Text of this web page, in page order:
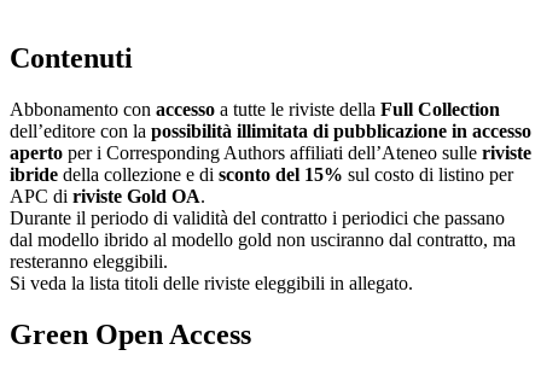
Contenuti
Abbonamento con accesso a tutte le riviste della Full Collection
dell’editore con la possibilità illimitata di pubblicazione in accesso
aperto per i Corresponding Authors affiliati dell’Ateneo sulle riviste
ibride della collezione e di sconto del 15% sul costo di listino per
APC di riviste Gold OA.
Durante il periodo di validità del contratto i periodici che passano
dal modello ibrido al modello gold non usciranno dal contratto, ma
resteranno eleggibili.
Si veda la lista titoli delle riviste eleggibili in allegato.
Green Open Access